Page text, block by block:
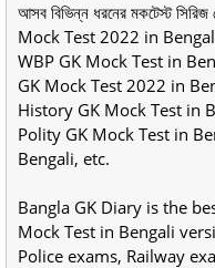
আসব বিভিন্ন ধরনের মকটেস্ট
Mock Test 2022 in
WBP GK Mock Test in
GK Mock Test 2022 in
History GK Mock Test in
Polity GK Mock Test in
Bengali, etc.
Bangla GK Diary is the
Mock Test in Bengali
Police exams, Railway